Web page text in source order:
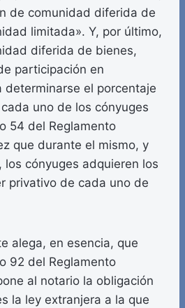
de comunidad diferida de
limitada». Y, por último,
diferida de bienes,
participación en
determinarse el porcentaje
uno de los cónyuges
54 del Reglamento
que durante el mismo, y
los cónyuges adquieren los
privativo de cada uno de
alega, en esencia, que
92 del Reglamento
al notario la obligación
la ley extranjera a la que